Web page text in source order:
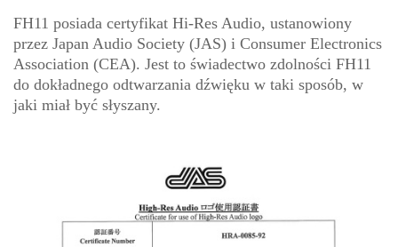
FH11 posiada certyfikat Hi-Res Audio, ustanowiony
przez Japan Audio Society (JAS) i Consumer Electronics
Association (CEA). Jest to świadectwo zdolności FH11
do dokładnego odtwarzania dźwięku w taki sposób, w
jaki miał być słyszany.